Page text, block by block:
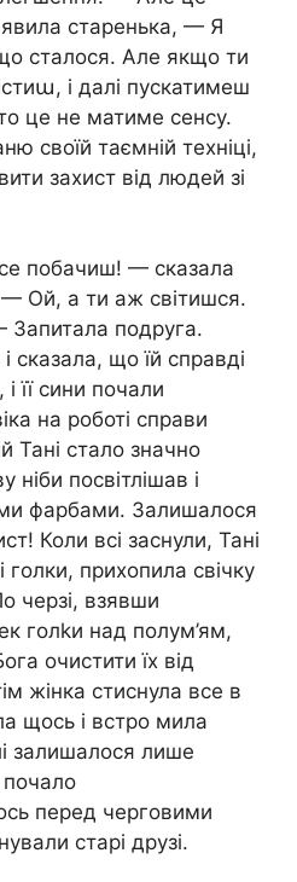
старенька, — Я
сталося. Але якщо ти
і далі пускатимеш
це не матиме сенсу.
своїй таємній техніці,
захист від людей зі
побачиш! — сказала
Ой, а ти аж світишся.
подруга.
сказала, що їй справді
її сини почали
на роботі справи
Тані стало значно
посвітлішав і
фарбами. Залишалося
Коли всі заснули, Тані
голки, прихопила свічку
черзі, взявши
голkи над полум’ям,
очистити їх від
жінка стиснула все в
щось і встро мила
залишалося лише
почало
перед черговими
старі друзі.